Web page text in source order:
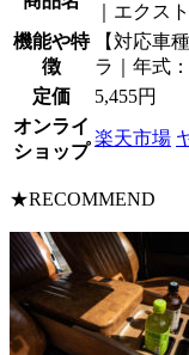
｜エクス
機能や特
徴
【対応車
ラ｜年式
定価
5,455円
オンライ
ショップ
楽天市場
★RECOMMEND